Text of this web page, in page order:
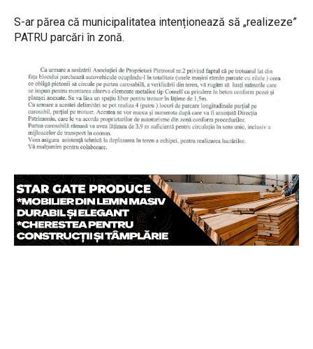
S-ar părea că municipalitatea intenționează să „realizeze”
PATRU parcări în zonă.